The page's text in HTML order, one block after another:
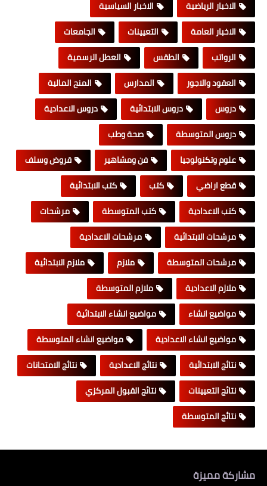
الاخبار الرياضية
الاخبار السياسية
الاخبار العامة
التعيينات
الجامعات
الرواتب
الطقس
العطل الرسمية
العقود والاجور
المدارس
المنح المالية
دروس
دروس الابتدائية
دروس الاعدادية
دروس المتوسطة
صحة وطب
علوم وتكنولوجيا
فن ومشاهير
قروض وسلف
قطع اراضي
كتب
كتب الابتدائية
كتب الاعدادية
كتب المتوسطة
مرشحات
مرشحات الابتدائية
مرشحات الاعدادية
مرشحات المتوسطة
ملازم
ملازم الابتدائية
ملازم الاعدادية
ملازم المتوسطة
مواضيع انشاء
مواضيع انشاء الابتدائية
مواضيع انشاء الاعدادية
مواضيع انشاء المتوسطة
نتائج الابتدائية
نتائج الاعدادية
نتائج الامتحانات
نتائج التعيينات
نتائج القبول المركزي
نتائج المتوسطة
مشاركة مميزة